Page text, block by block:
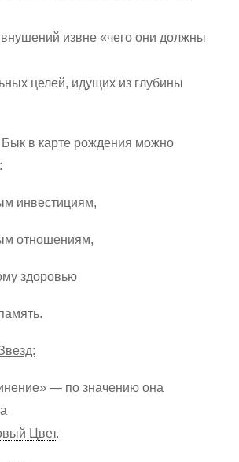
извне «чего они должны
целей, идущих из глубины
Бык в карте рождения можно
инвестициям,
отношениям,
здоровью
— по значению она
Цвет.